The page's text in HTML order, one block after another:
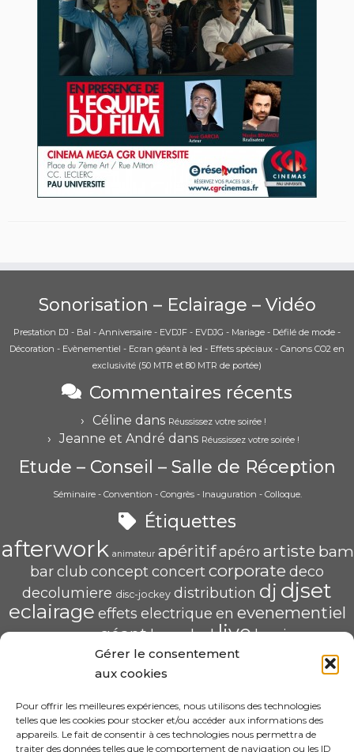
Gérer le consentement
aux cookies
Pour offrir les meilleures expériences, nous utilisons des technologies
telles que les cookies pour stocker et/ou accéder aux informations des
appareils. Le fait de consentir à ces technologies nous permettra de
traiter des données telles que le comportement de navigation ou les ID
Sonorisation – Eclairage – Vidéo
Prestation DJ - Bal - Anniversaire - EVDJF - EVDJG - Mariage - Défilé de mode -
Décoration - Evènementiel - Ecran géant à led - Effets spéciaux - Canons CO2 en
exclusivité (50 MTR et 80 MTR de portée)
Commentaires récents
Céline dans Réussissez votre soirée !
Jeanne et André dans Réussissez votre soirée !
Etude – Conseil – Salle de Réception
Séminaire - Convention - Congrès - Inauguration - Colloque.
Étiquettes
afterwork animateur apéritif apéro artiste bam
barclub conceptconcertcorporate deco
decolumiere disc-jockey distribution dj djset
eclairage effets electrique en evenementiel
groupegéanthaugledlivelumiere
mariagemise mix pau POP U L'AIR radio
saschahaugscenique soirée
spécialiste structure video écran
HAUG Sascha Animation